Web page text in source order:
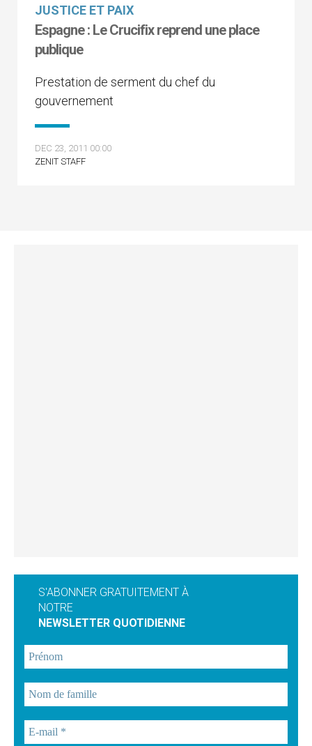
JUSTICE ET PAIX
Espagne : Le Crucifix reprend une place
publique
Prestation de serment du chef du
gouvernement
DEC 23, 2011 00:00
ZENIT STAFF
S'ABONNER GRATUITEMENT À
NOTRE
NEWSLETTER QUOTIDIENNE